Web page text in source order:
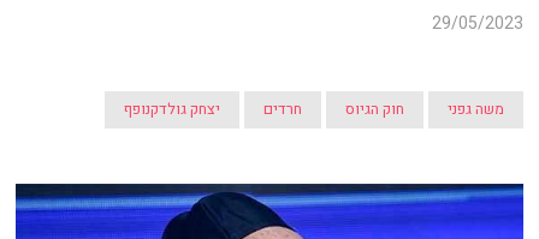
29/05/2023
משה גפני חוק הגיוס חרדים יצחק גולדקנופף